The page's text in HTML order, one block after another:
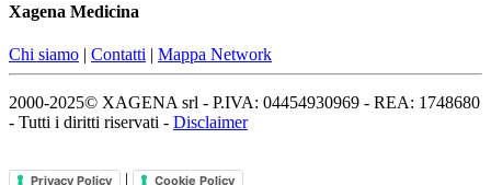
Xagena Medicina
Chi siamo | Contatti | Mappa Network
2000-2025© XAGENA srl - P.IVA: 04454930969 - REA: 1748680
- Tutti i diritti riservati - Disclaimer
Privacy Policy | Cookie Policy